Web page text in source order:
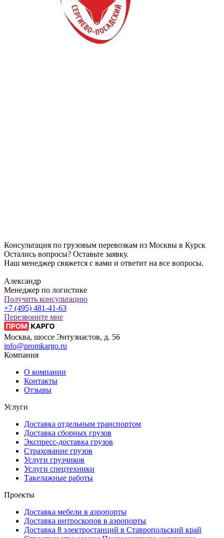
Консультация по грузовым перевозкам из Москвы в Курск
Остались вопросы? Оставьте заявку.
Наш менеджер свяжется с вами и ответит на все вопросы.
Александр
Менеджер по логистике
Получить консультацию
+7 (495) 481-41-63
Перезвоните мне
Москва, шоссе Энтузиастов, д. 56
info@promkargo.ru
Компания
О компании
Контакты
Отзывы
Услуги
Доставка отдельным транспортом
Доставка сборных грузов
Экспресс-доставка грузов
Страхование грузов
Услуги грузчиков
Услуги спецтехники
Такелажные работы
Проекты
Доставка мебели в аэропорты
Доставка интроскопов в аэропорты
Доставка 8 электростанций в Ставропольский край